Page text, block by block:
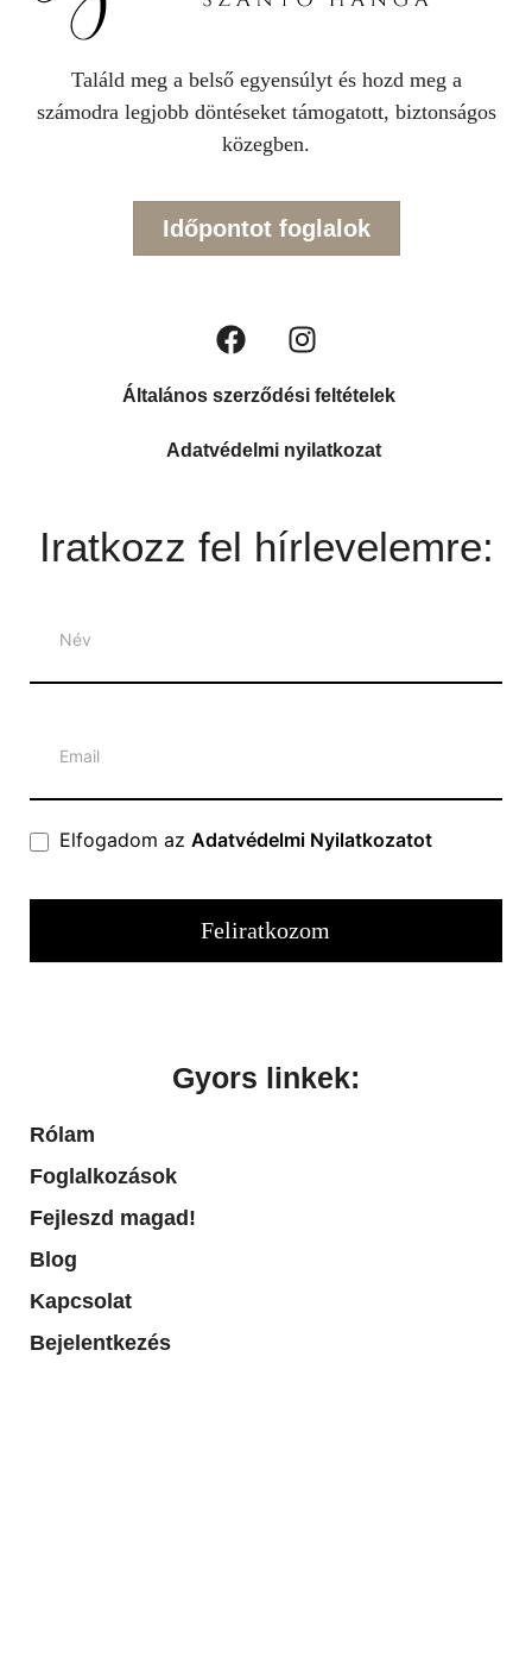
Találd meg a belső egyensúlyt és hozd meg a
számodra legjobb döntéseket támogatott, biztonságos
közegben.
Időpontot foglalok
Általános szerződési feltételek
Adatvédelmi nyilatkozat
Iratkozz fel hírlevelemre:
Elfogadom az Adatvédelmi Nyilatkozatot
Feliratkozom
Gyors linkek:
Rólam
Foglalkozások
Fejleszd magad!
Blog
Kapcsolat
Bejelentkezés